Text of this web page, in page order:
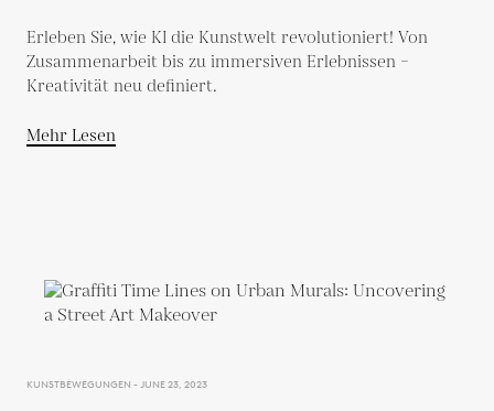
Erleben Sie, wie KI die Kunstwelt revolutioniert! Von
Zusammenarbeit bis zu immersiven Erlebnissen –
Kreativität neu definiert.
Mehr Lesen
KUNSTBEWEGUNGEN - JUNE 23, 2023